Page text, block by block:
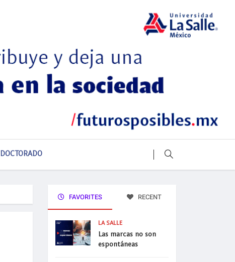
DOCTORADO
FAVORITES RECENT
LA SALLE
Las marcas no son
espontáneas